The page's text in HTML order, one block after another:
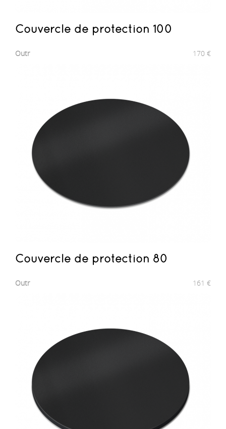
Couvercle de protection 100
Outr 170 €
Couvercle de protection 80
Outr 161 €